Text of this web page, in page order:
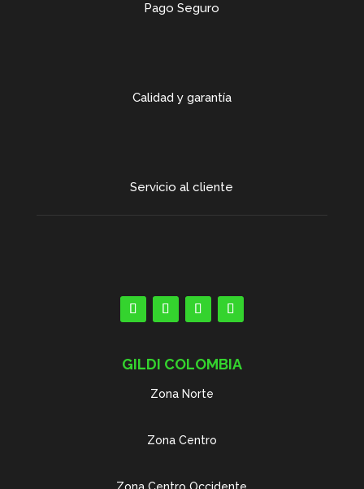
Pago Seguro
Calidad y garantía
Servicio al cliente
GILDI COLOMBIA
Zona Norte
Zona Centro